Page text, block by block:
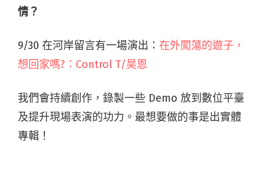
情？
9/30 在河岸留言有一場演出： 在外闖蕩的遊子，
想回家嗎?：Control T/昊恩
我們會持續創作，錄製一些 Demo 放到數位平臺
及提升現場表演的功力。最想要做的事是出實體
專輯！